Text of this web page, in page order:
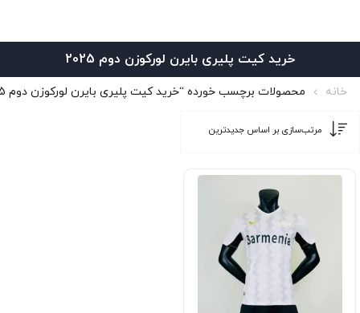
خرید کیت پلیری بایرن لورکوزن دوم 2025
خانه محصولات برچسب خورده “خرید کیت پلیری بایرن لورکوزن دوم 2025”